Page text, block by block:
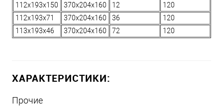
112х193х150
370х204х160 12
120
112х193х71
370х204х160 36
120
113х193х46
370х204х160 72 120
ХАРАКТЕРИСТИКИ:
Прочие